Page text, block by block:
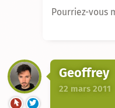
Pourriez-vous
Geoffrey
22 mars 2011